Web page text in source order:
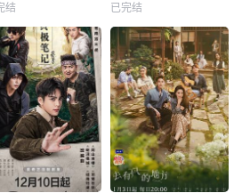
结 已完结